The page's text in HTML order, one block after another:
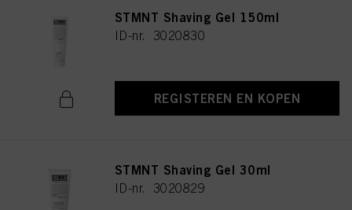
STMNT Shaving Gel 150ml
ID-nr. 3020830
REGISTEREN EN KOPEN
STMNT Shaving Gel 30ml
ID-nr. 3020829